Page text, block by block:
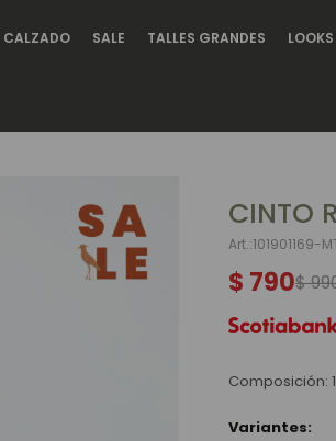
CALZADO SALE TALLES GRANDES
CINTO
101901169-
$ 790$
Composición:
Variantes: